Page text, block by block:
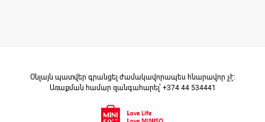
Օնլայն պատվեր գրանցել ժամակավորապես հնարավոր չէ։
Առաքման համար զանգահարել՝ +374 44 534441